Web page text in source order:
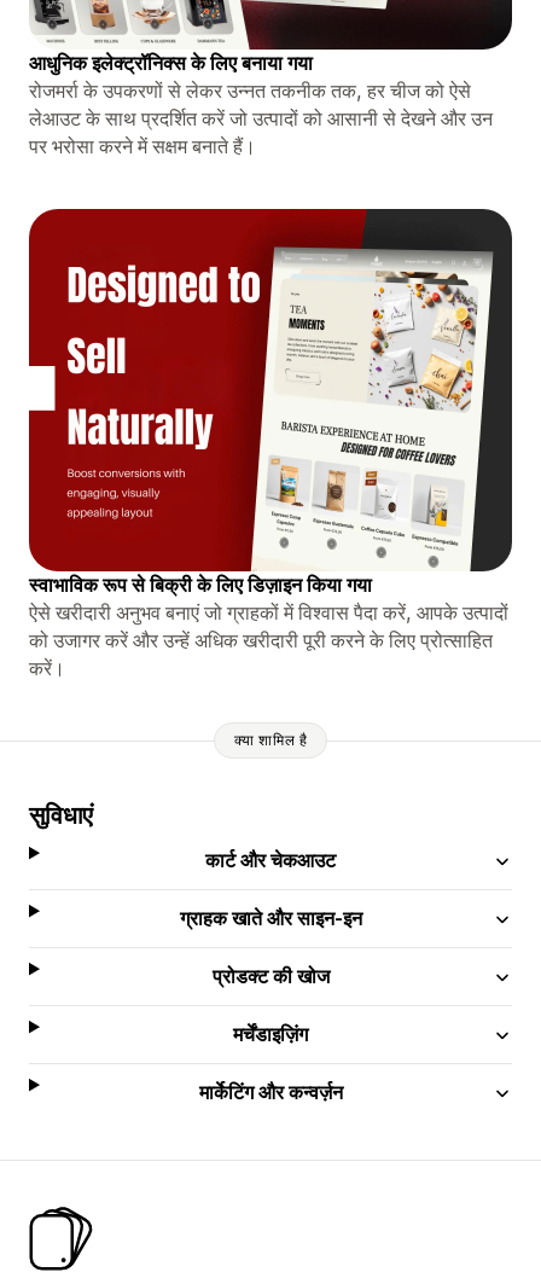
आधुनिक इलेक्ट्रॉनिक्स के लिए बनाया गया
रोजमर्रा के उपकरणों से लेकर उन्नत तकनीक तक, हर चीज को ऐसे
लेआउट के साथ प्रदर्शित करें जो उत्पादों को आसानी से देखने और उन
पर भरोसा करने में सक्षम बनाते हैं।
स्वाभाविक रूप से बिक्री के लिए डिज़ाइन किया गया
ऐसे खरीदारी अनुभव बनाएं जो ग्राहकों में विश्वास पैदा करें, आपके उत्पादों
को उजागर करें और उन्हें अधिक खरीदारी पूरी करने के लिए प्रोत्साहित
करें।
क्या शामिल है
सुविधाएं
कार्ट और चेकआउट
ग्राहक खाते और साइन-इन
प्रोडक्ट की खोज
मर्चेंडाइज़िंग
मार्केटिंग और कन्वर्ज़न